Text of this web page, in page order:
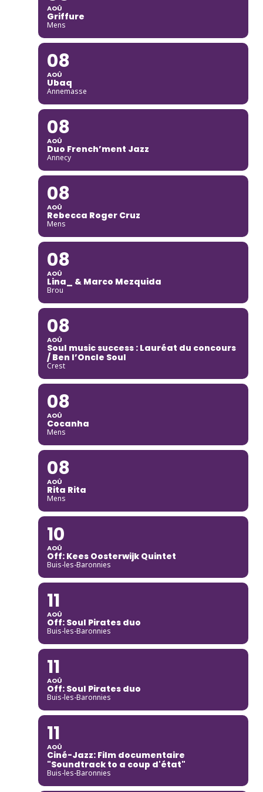
AOÛ
Griffure
Mens
08
AOÛ
Ubaq
Annemasse
08
AOÛ
Duo French’ment Jazz
Annecy
08
AOÛ
Rebecca Roger Cruz
Mens
08
AOÛ
Lina_ & Marco Mezquida
Brou
08
AOÛ
Soul music success : Lauréat du concours
/ Ben l’Oncle Soul
Crest
08
AOÛ
Cocanha
Mens
08
AOÛ
Rita Rita
Mens
10
AOÛ
Off: Kees Oosterwijk Quintet
Buis-les-Baronnies
11
AOÛ
Off: Soul Pirates duo
Buis-les-Baronnies
11
AOÛ
Off: Soul Pirates duo
Buis-les-Baronnies
11
AOÛ
Ciné-Jazz: Film documentaire
"Soundtrack to a coup d'état"
Buis-les-Baronnies